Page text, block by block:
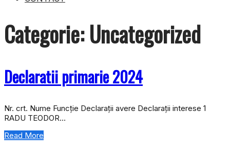
Categorie:Uncategorized
Declaratii primarie 2024
Nr. crt. Nume Funcție Declarații avere Declarații interese 1
RADU TEODOR…
Read More